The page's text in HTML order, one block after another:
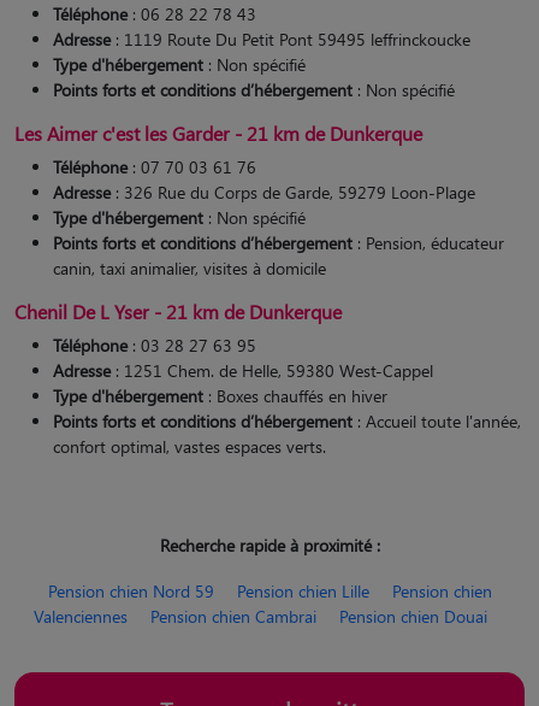
Téléphone: 06 28 22 78 43
Adresse: 1119 Route Du Petit Pont 59495 leffrinckoucke
Type d'hébergement : Non spécifié
Points forts et conditions d’hébergement : Non spécifié
Les Aimer c'est les Garder - 21 km de Dunkerque
Téléphone: 07 70 03 61 76
Adresse: 326 Rue du Corps de Garde, 59279 Loon-Plage
Type d'hébergement : Non spécifié
Points forts et conditions d’hébergement : Pension, éducateur
canin, taxi animalier, visites à domicile
Chenil De L Yser - 21 km de Dunkerque
Téléphone: 03 28 27 63 95
Adresse: 1251 Chem. de Helle, 59380 West-Cappel
Type d'hébergement : Boxes chauffés en hiver
Points forts et conditions d’hébergement : Accueil toute l'année,
confort optimal, vastes espaces verts.
Recherche rapide à proximité :
Pension chien Nord 59
Pension chien Lille
Pension chien
Valenciennes
Pension chien Cambrai Pension chien Douai